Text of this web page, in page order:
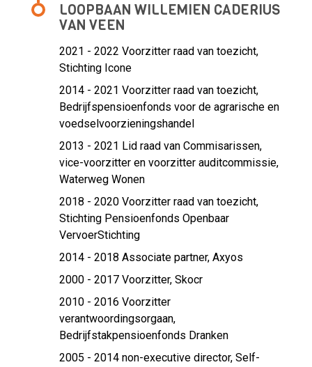
LOOPBAAN WILLEMIEN CADERIUS
VAN VEEN
2021 - 2022 Voorzitter raad van toezicht,
Stichting Icone
2014 - 2021 Voorzitter raad van toezicht,
Bedrijfspensioenfonds voor de agrarische en
voedselvoorzieningshandel
2013 - 2021 Lid raad van Commisarissen,
vice-voorzitter en voorzitter auditcommissie,
Waterweg Wonen
2018 - 2020 Voorzitter raad van toezicht,
Stichting Pensioenfonds Openbaar
VervoerStichting
2014 - 2018 Associate partner, Axyos
2000 - 2017 Voorzitter, Skocr
2010 - 2016 Voorzitter
verantwoordingsorgaan,
Bedrijfstakpensioenfonds Dranken
2005 - 2014 non-executive director, Self-